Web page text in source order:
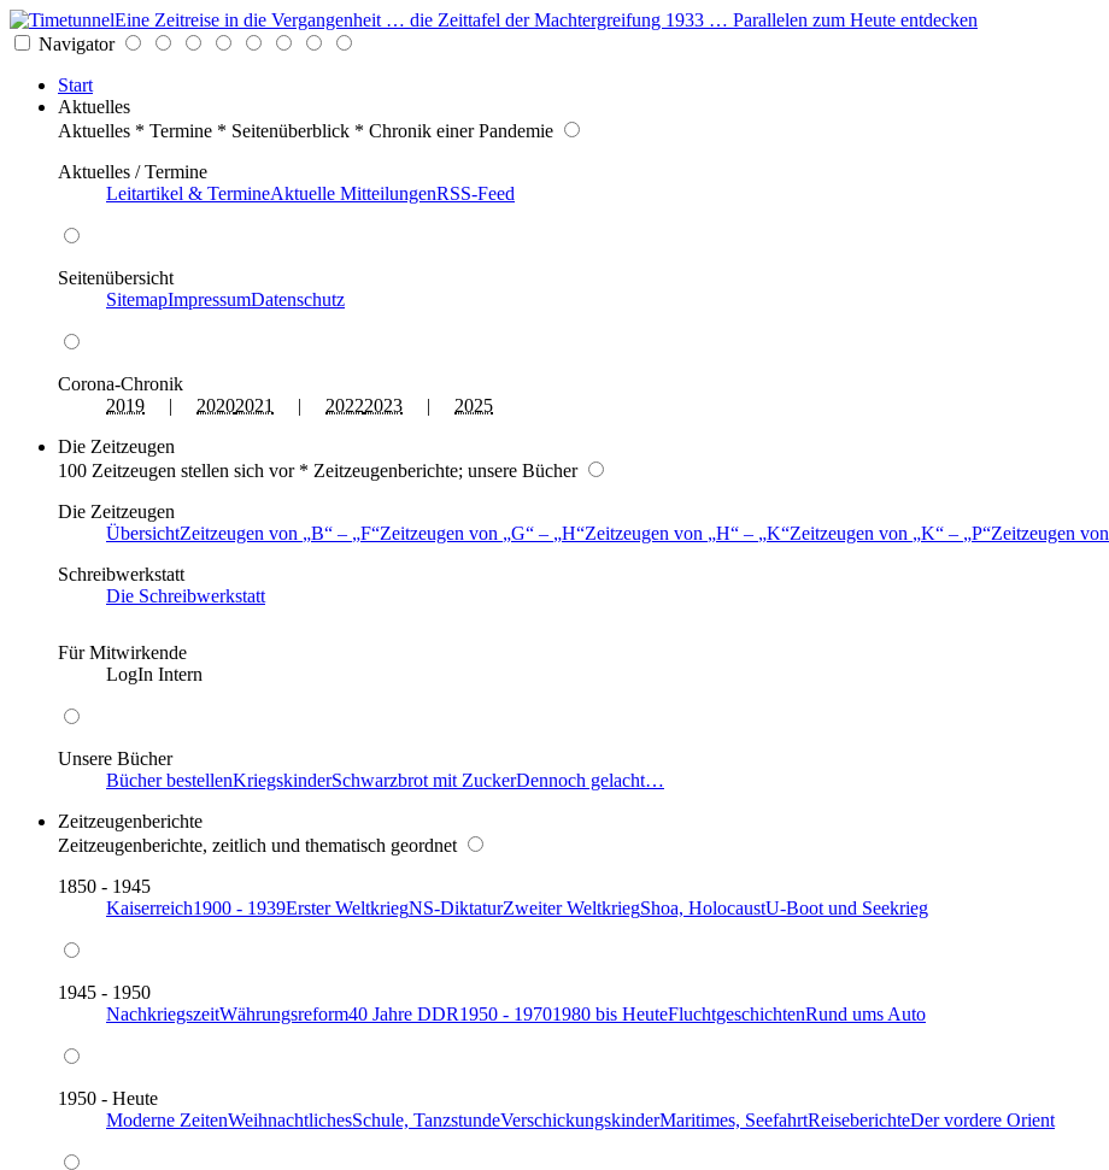
Eine Zeitreise in die Vergangenheit … die Zeittafel der Machtergreifung 1933 … Parallelen zum Heute entdecken
Navigator
Start
Aktuelles
Aktuelles * Termine * Seitenüberblick * Chronik einer Pandemie
Aktuelles / Termine
Leitartikel & TermineAktuelle MitteilungenRSS-Feed
Seitenübersicht
SitemapImpressumDatenschutz
Corona-Chronik
2019 | 20202021 | 20222023 | 2025
Die Zeitzeugen
100 Zeitzeugen stellen sich vor * Zeitzeugenberichte; unsere Bücher
Die Zeitzeugen
ÜbersichtZeitzeugen von B – F Zeitzeugen von G – H Zeitzeugen von H – K Zeitzeugen von K – P Zeitzeugen von
Schreibwerkstatt
Die Schreibwerkstatt
Für Mitwirkende
LogIn Intern
Unsere Bücher
Bücher bestellenKriegskinderSchwarzbrot mit ZuckerDennoch gelacht…
Zeitzeugenberichte
Zeitzeugenberichte, zeitlich und thematisch geordnet
1850 - 1945
Kaiserreich1900 - 1939Erster WeltkriegNS-DiktaturZweiter WeltkriegShoa, HolocaustU-Boot und Seekrieg
1945 - 1950
NachkriegszeitWährungsreform40 Jahre DDR1950 - 19701980 bis HeuteFluchtgeschichtenRund ums Auto
1950 - Heute
Moderne ZeitenWeihnachtlichesSchule, TanzstundeVerschickungskinderMaritimes, SeefahrtReiseberichteDer vordere Orient